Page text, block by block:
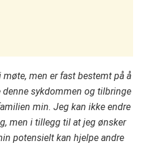
men er fast bestemt på å
sykdommen og tilbringe
min. Jeg kan ikke endre
men i tillegg til at jeg ønsker
potensielt kan hjelpe andre